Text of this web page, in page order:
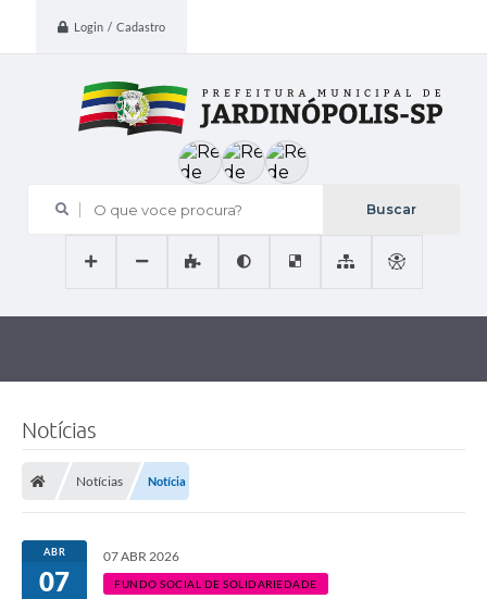
Login / Cadastro
O que voce procura?
Notícias
Notícias Notícia
ABR
07
07 ABR 2026
FUNDO SOCIAL DE SOLIDARIEDADE